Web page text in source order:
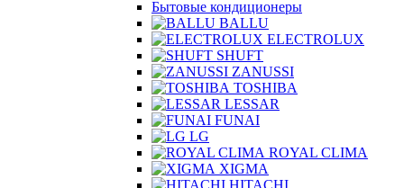
Бытовые кондиционеры
BALLU
ELECTROLUX
SHUFT
ZANUSSI
TOSHIBA
LESSAR
FUNAI
LG
ROYAL CLIMA
XIGMA
HITACHI